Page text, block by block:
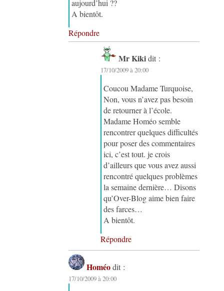
aujourd’hui ??
A bientôt.
Répondre
Mr Kiki dit :
17/10/2009 à 20:00
Coucou Madame Turquoise,
Non, vous n’avez pas besoin
de retourner à l’école.
Madame Homéo semble
rencontrer quelques difficultés
pour poser des commentaires
ici, c’est tout. je crois
d’ailleurs que vous avez aussi
rencontré quelques problèmes
la semaine dernière… Disons
qu’Over-Blog aime bien faire
des farces…
A bientôt.
Répondre
Homéo dit :
17/10/2009 à 20:00